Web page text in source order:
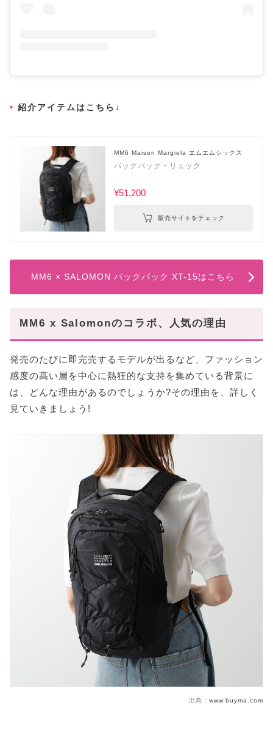
紹介アイテムはこちら↓
MM6 Maison Margiela エムエムシックス
バックパック・リュック
¥51,200
販売サイトをチェック
MM6 × SALOMON バックパック XT-15はこちら
MM6 x Salomonのコラボ、人気の理由
発売のたびに即完売するモデルが出るなど、ファッション
感度の高い層を中心に熱狂的な支持を集めている背景に
は、どんな理由があるのでしょうか?その理由を、詳しく
見ていきましょう!
出典： www.buyma.com